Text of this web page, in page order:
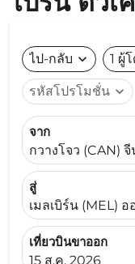
ไป-กลับ expand_more 1 ผู้
รหัสโปรโมชั่น expand_more
จาก
กวางโจว (CAN) จี
สู่
เมลเบิร์น (MEL) อ
เที่ยวบินขาออก
fc-booking-
15 ส.ค. 2026